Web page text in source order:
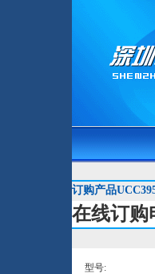
订购产品
在线订购
型号: